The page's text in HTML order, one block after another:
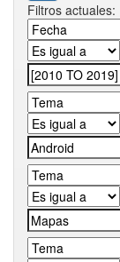
Filtros actuales: